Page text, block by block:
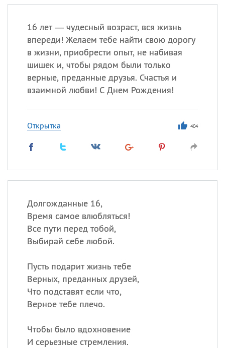
16 лет — чудесный возраст, вся жизнь
впереди! Желаем тебе найти свою дорогу
в жизни, приобрести опыт, не набивая
шишек и, чтобы рядом были только
верные, преданные друзья. Счастья и
взаимной любви! С Днем Рождения!
Открытка 404
Долгожданные 16,
Время самое влюбляться!
Все пути перед тобой,
Выбирай себе любой.
Пусть подарит жизнь тебе
Верных, преданных друзей,
Что подставят если что,
Верное тебе плечо.
Чтобы было вдохновение
И серьезные стремления.